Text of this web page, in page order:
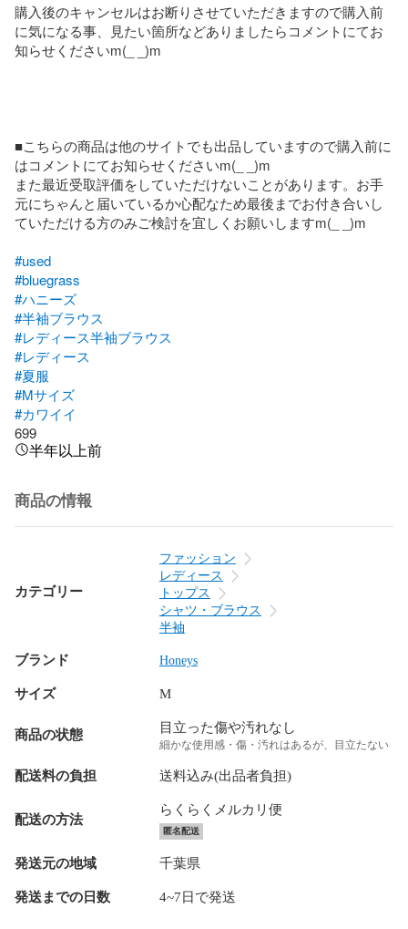
購入後のキャンセルはお断りさせていただきますので購入前
に気になる事、見たい箇所などありましたらコメントにてお
知らせくださいm(_ _)m
■こちらの商品は他のサイトでも出品していますので購入前に
はコメントにてお知らせくださいm(_ _)m
また最近受取評価をしていただけないことがあります。お手
元にちゃんと届いているか心配なため最後までお付き合いし
ていただける方のみご検討を宜しくお願いしますm(_ _)m
#used
#bluegrass
#ハニーズ
#半袖ブラウス
#レディース半袖ブラウス
#レディース
#夏服
#Mサイズ
#カワイイ
699
半年以上前
商品の情報
カテゴリー
ファッション
レディース
トップス
シャツ・ブラウス
半袖
ブランド Honeys
サイズ M
商品の状態 目立った傷や汚れなし
細かな使用感・傷・汚れはあるが、目立たない
配送料の負担 送料込み(出品者負担)
配送の方法
らくらくメルカリ便
匿名配送
発送元の地域 千葉県
発送までの日数 4~7日で発送